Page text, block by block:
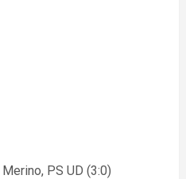
PS UD (3:0)